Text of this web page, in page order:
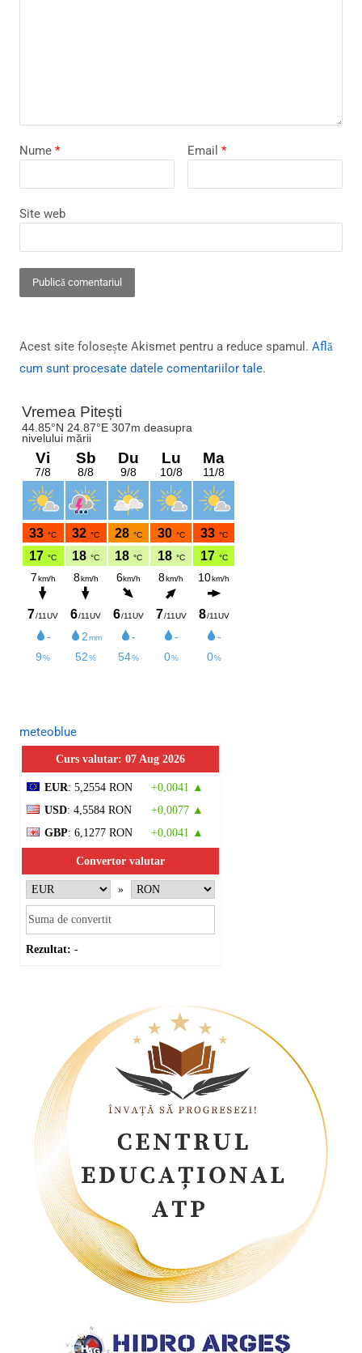
Nume * Email *
Site web
Acest site folosește Akismet pentru a reduce spamul. Află
cum sunt procesate datele comentariilor tale.
meteoblue
Curs valutar: 07 Aug 2026
EUR: 5,2554 RON
+0,0041 ▲
USD: 4,5584 RON
+0,0077 ▲
GBP: 6,1277 RON +0,0041 ▲
Convertor valutar
»
Rezultat: -